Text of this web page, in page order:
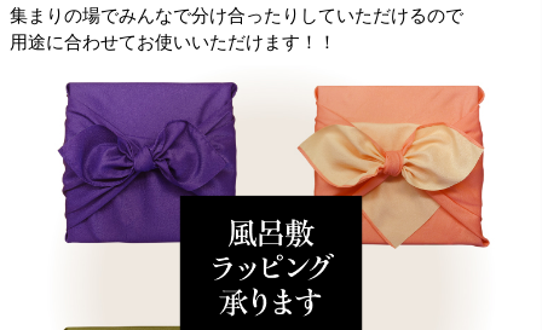
集まりの場でみんなで分け合ったりしていただけるので
用途に合わせてお使いいただけます！！